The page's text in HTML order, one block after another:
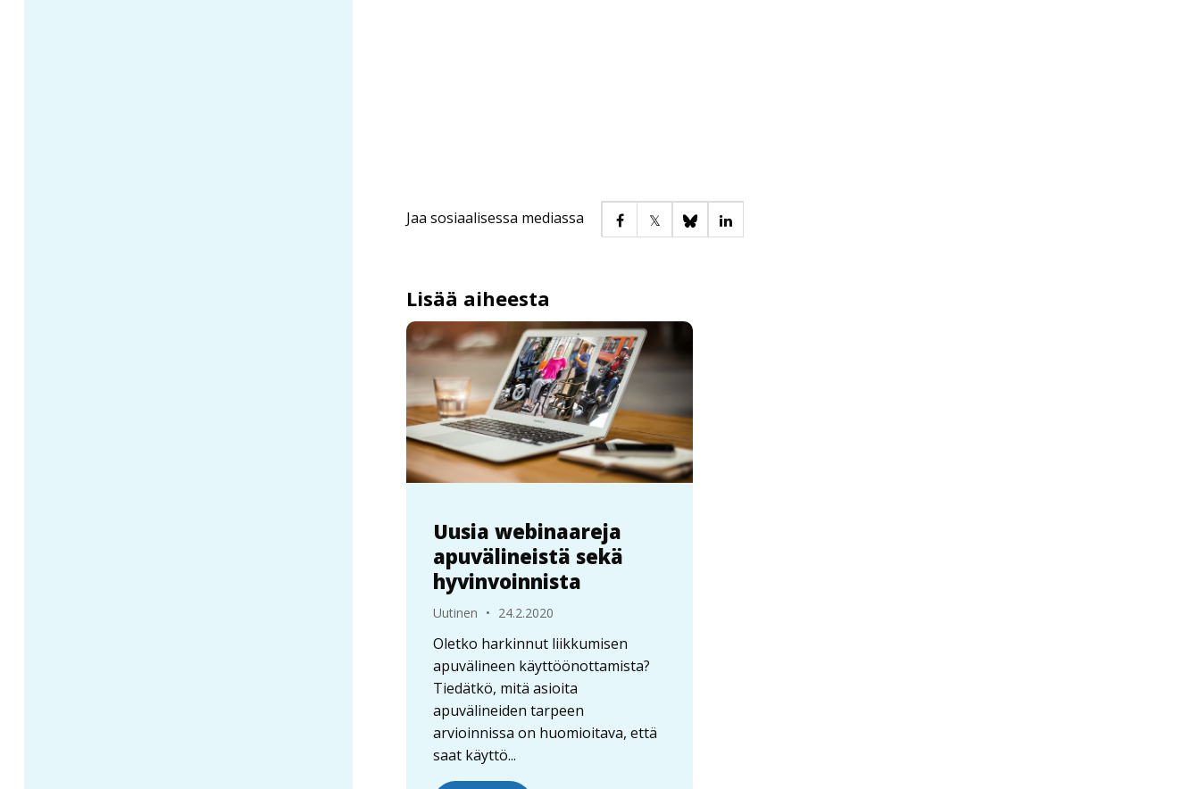
Jaa sosiaalisessa mediassa
Lisää aiheesta
Uusia webinaareja
apuvälineistä sekä
hyvinvoinnista
Uutinen • 24.2.2020
Oletko harkinnut liikkumisen
apuvälineen käyttöönottamista?
Tiedätkö, mitä asioita
apuvälineiden tarpeen
arvioinnissa on huomioitava, että
saat käyttö...